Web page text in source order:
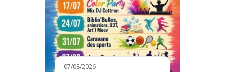
07/08/2026